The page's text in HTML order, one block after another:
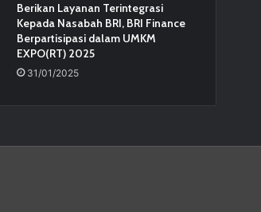
Berikan Layanan Terintegrasi
Kepada Nasabah BRI, BRI Finance
Berpartisipasi dalam UMKM
EXPO(RT) 2025
31/01/2025